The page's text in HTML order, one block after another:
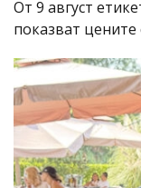
От 9 август
показват